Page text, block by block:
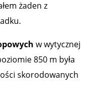
żaden z
w wytycznej
850 m była
skorodowanych